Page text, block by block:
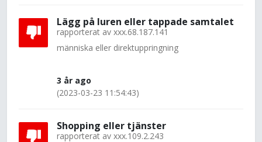
Lägg på luren eller tappade samtalet
rapporterat av xxx.68.187.141
människa eller direktuppringning
3 år ago
(2023-03-23 11:54:43)
Shopping eller tjänster
rapporterat av xxx.109.2.243